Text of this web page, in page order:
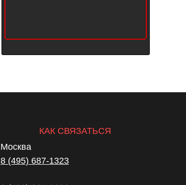
КАК СВЯЗАТЬСЯ
Москва
8 (495) 687-1323